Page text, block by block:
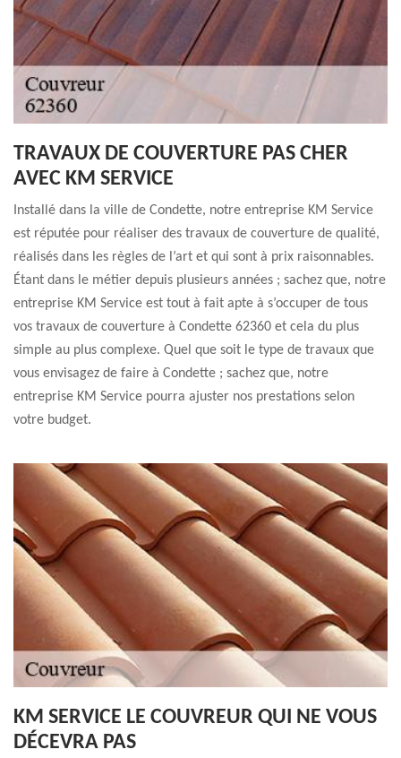
TRAVAUX DE COUVERTURE PAS CHER
AVEC KM SERVICE
Installé dans la ville de Condette, notre entreprise KM Service
est réputée pour réaliser des travaux de couverture de qualité,
réalisés dans les règles de l’art et qui sont à prix raisonnables.
Étant dans le métier depuis plusieurs années ; sachez que, notre
entreprise KM Service est tout à fait apte à s’occuper de tous
vos travaux de couverture à Condette 62360 et cela du plus
simple au plus complexe. Quel que soit le type de travaux que
vous envisagez de faire à Condette ; sachez que, notre
entreprise KM Service pourra ajuster nos prestations selon
votre budget.
KM SERVICE LE COUVREUR QUI NE VOUS
DÉCEVRA PAS